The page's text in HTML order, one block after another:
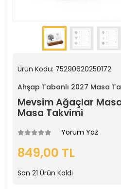
Ürün Kodu: 75290620250172
Ahşap Tabanlı 2027 Masa
Mevsim Ağaçlar
Masa Takvimi
Yorum Yaz
849,00 TL
Son 21 Ürün Kaldı